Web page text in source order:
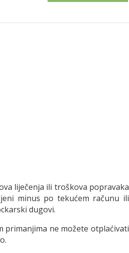
liječenja ili troškova popravaka
minus po tekućem računu ili
dugovi.
primanjima ne možete otplaćivati